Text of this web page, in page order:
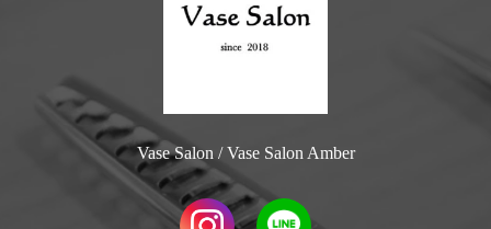
Vase Salon / Vase Salon Amber